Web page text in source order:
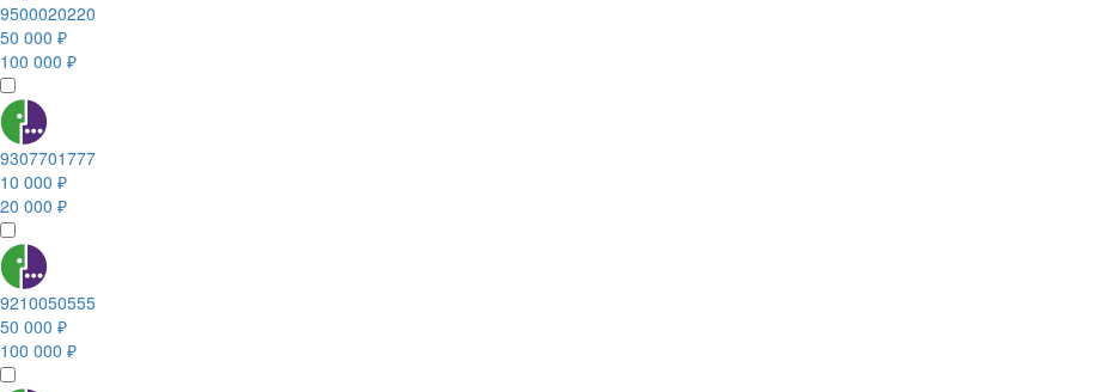
9500020220
50 000 ₽
100 000 ₽
9307701777
10 000 ₽
20 000 ₽
9210050555
50 000 ₽
100 000 ₽